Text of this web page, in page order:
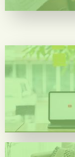
01
Campañas en
autoridad o
por